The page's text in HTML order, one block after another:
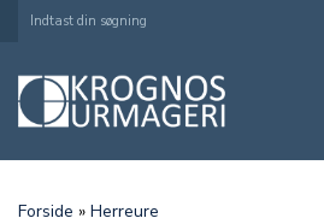
Forside » Herreure